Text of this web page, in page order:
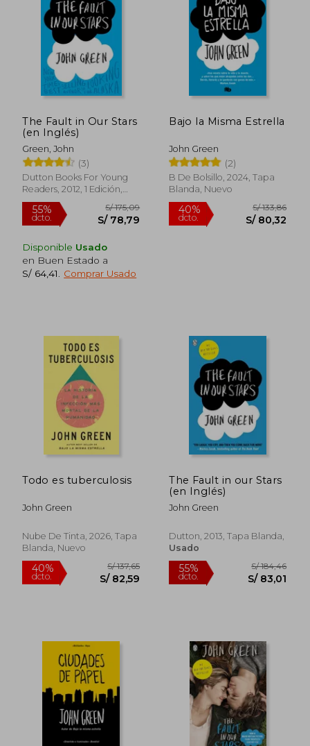
55%
dcto.
S/ 175,09
S/ 78,79
55%
dcto.
55% S/ 145,83 40%
dcto.
S/
The Fault in Our Stars
(en Inglés)
Green, John
(3)
Dutton Books For Young
Readers, 2012, 1 Edición,
Tapa Dura, Nuevo
Disponible Usado
en Buen Estado a
S/ 64,41
Comprar Usado
Bajo la Misma Estrella
John Green
(2)
B De Bolsillo, 2024, Tapa
Blanda, Nuevo
Todo es tuberculosis
John Green
Nube De Tinta, 2026, Tapa
Blanda, Nuevo
The Fault in our Stars
(en Inglés)
John Green
Dutton, 2013, Tapa Blanda,
Usado